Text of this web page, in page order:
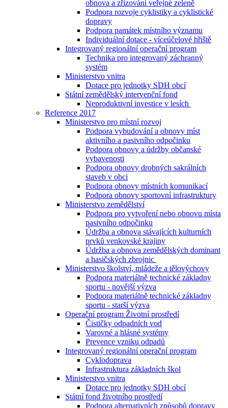
obnova a zřizování veřejné zeleně
Podpora rozvoje cyklistiky a cyklistické
dopravy
Podpora památek místního významu
Individuální dotace - víceúčelové hřiště
Integrovaný regionální operační program
Technika pro integrovaný záchranný
systém
Ministerstvo vnitra
Dotace pro jednotky SDH obcí
Státní zemědělský intervenční fond
Neproduktivní investice v lesích
Reference 2017
Ministerstvo pro místní rozvoj
Podpora vybudování a obnovy míst
aktivního a pasivního odpočinku
Podpora obnovy a údržby občanské
vybavenosti
Podpora obnovy drobných sakrálních
staveb v obci
Podpora obnovy místních komunikací
Podpora obnovy sportovní infrastruktury
Ministerstvo zemědělství
Podpora pro vytvoření nebo obnovu místa
pasivního odpočinku
Údržba a obnova stávajících kulturních
prvků venkovské krajiny
Údržba a obnova zemědělských dominant
a hasičských zbrojnic
Ministerstvo školství, mládeže a tělovýchovy
Podpora materiálně technické základny
sportu - novější výzva
Podpora materiálně technické základny
sportu - starší výzva
Operační program Životní prostředí
Čističky odpadních vod
Varovné a hlásné systémy
Prevence vzniku odpadů
Integrovaný regionální operační program
Cyklodoprava
Infrastruktura základních škol
Ministerstvo vnitra
Dotace pro jednotky SDH obcí
Státní fond životního prostředí
Podpora alternativních způsobů dopravy